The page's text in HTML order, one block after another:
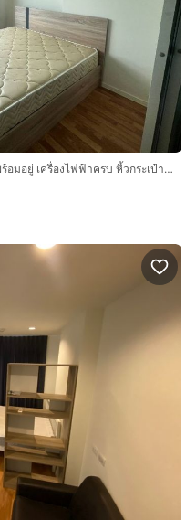
ให้เช่าคอนโดลุมพินี พาร์ค เพชรเกษม98พร้อมอยู่ เครื่องไฟฟ้าครบ หิ้วกระเป๋าเข้าอยู่ได้เลย